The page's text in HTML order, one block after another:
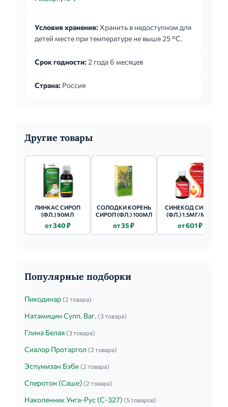
препарата у детей до 2 лет следует
проконсультироваться с врачом.
Условия хранения: Хранить в недоступном для
детей месте при температуре не выше 25 °С.
Срок годности: 2 года 6 месяцев
Страна: Россия
Другие товары
ЛИНКАС СИРОП
(ФЛ.) 90МЛ
от 340 ₽
СОЛОДКИ КОРЕНЬ
СИРОП (ФЛ.) 100МЛ
от 35 ₽
СИНЕКОД СИРОП
(ФЛ.) 1.5МГ/МЛ -
от 601 ₽
Популярные подборки
Пикодинар (2 товара)
Натамицин Супп. Ваг. (3 товара)
Глина Белая (3 товара)
Сиалор Протаргол (2 товара)
Эспумизан Бэби (2 товара)
Сперотон (Саше) (2 товара)
Наколенник Унга-Рус (С-327) (5 товаров)